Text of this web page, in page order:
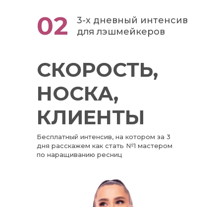
СКОРОСТЬ,
НОСКА,
КЛИЕНТЫ
3-х дневный интенсив
для лэшмейкеров
Бесплатный интенсив, на котором за 3
дня расскажем как стать №1 мастером
по наращиванию ресниц
02